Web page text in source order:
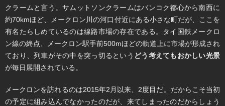
クラームと言う。サムットソンクラームはバンコク都心から南西に
約70kmほど、メークロン川の河口付近にある小さな町だが、ここを
有名たらしめているのは線路市場の存在である。タイ国鉄メークロ
ン線の終点、メークロン駅手前500mほどの軌道上に市場が形成され
ており、列車がその中を突っ切るという どう考えてもおかしい光景
が毎日展開されている。
メークロンを訪れるのは2015年2月以来、2度目だ。だからこそ当初
の予定に組み込んでなかったのだが、来てしまったのだからしょう